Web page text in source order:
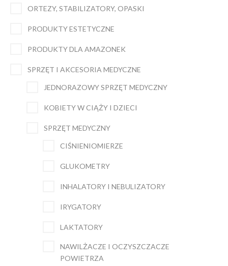
ORTEZY, STABILIZATORY, OPASKI
PRODUKTY ESTETYCZNE
PRODUKTY DLA AMAZONEK
SPRZĘT I AKCESORIA MEDYCZNE
JEDNORAZOWY SPRZĘT MEDYCZNY
KOBIETY W CIĄŻY I DZIECI
SPRZĘT MEDYCZNY
CIŚNIENIOMIERZE
GLUKOMETRY
INHALATORY I NEBULIZATORY
IRYGATORY
LAKTATORY
NAWILŻACZE I OCZYSZCZACZE
POWIETRZA